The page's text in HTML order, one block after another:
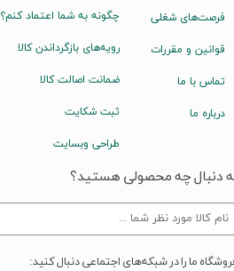
چگونه به شما اعتماد کنم؟
رویه‌های بازگرداندن کالا
ضمانت اصالت کالا
ثبت شکایت
طراحی وبسایت
فرصت‌های شغلی
قوانین و مقررات
تماس با ما
درباره ما
دنبال چه محصولی هستید؟
ما را در شبکه‌های اجتماعی دنبال کنید: